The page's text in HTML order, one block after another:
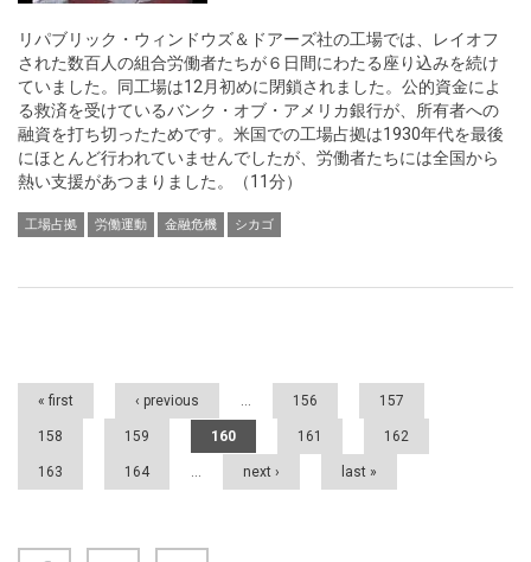
リパブリック・ウィンドウズ＆ドアーズ社の工場では、レイオフ
された数百人の組合労働者たちが６日間にわたる座り込みを続け
ていました。同工場は12月初めに閉鎖されました。公的資金によ
る救済を受けているバンク・オブ・アメリカ銀行が、所有者への
融資を打ち切ったためです。米国での工場占拠は1930年代を最後
にほとんど行われていませんでしたが、労働者たちには全国から
熱い支援があつまりました。（11分）
工場占拠 労働運動 金融危機 シカゴ
Pages
« first ‹ previous … 156 157
158 159 160 161 162
163 164 … next › last »